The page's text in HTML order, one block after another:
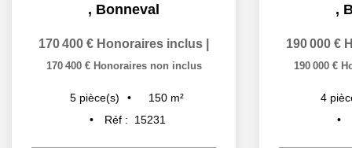
Honoraires inclus|
Honoraires non inclus
150m²
15231
Honoraires
Honoraires non
80
15288